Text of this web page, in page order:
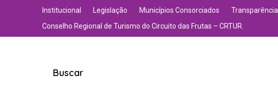
Institucional Legislação Municípios Consorciados Transparência
Conselho Regional de Turismo do Circuito das Frutas – CRTUR.
Buscar